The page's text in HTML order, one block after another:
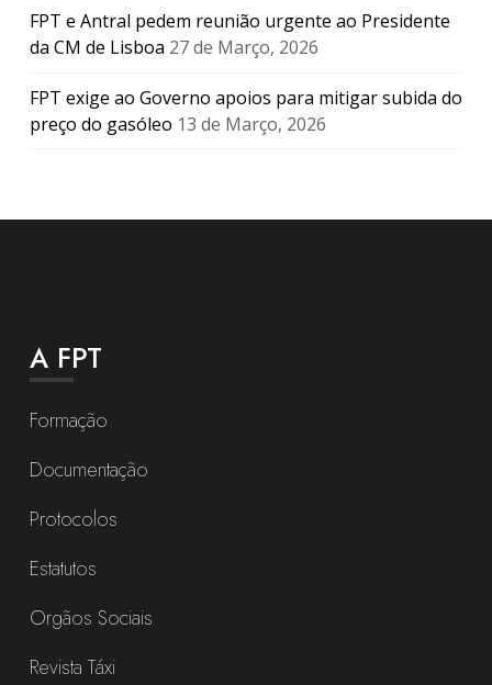
FPT e Antral pedem reunião urgente ao Presidente
da CM de Lisboa 27 de Março, 2026
FPT exige ao Governo apoios para mitigar subida do
preço do gasóleo 13 de Março, 2026
A FPT
Formação
Documentação
Protocolos
Estatutos
Orgãos Sociais
Revista Táxi